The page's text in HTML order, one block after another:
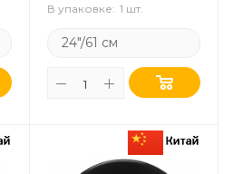
В упаковке: 1 шт.
24"/61 см